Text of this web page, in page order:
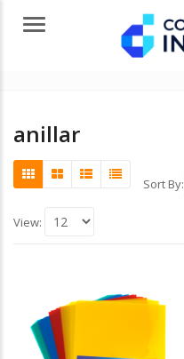
Menu
anillar
Sort By:
View: